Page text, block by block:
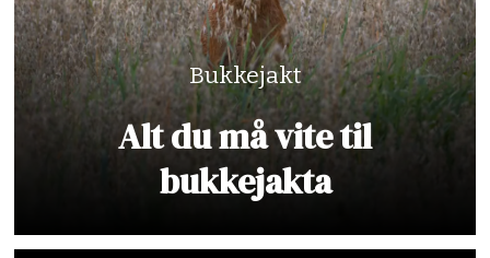
Bukkejakt
Alt du må vite til
bukkejakta